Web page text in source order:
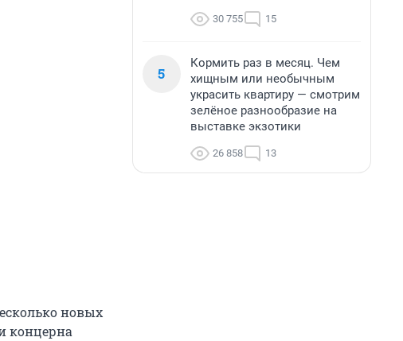
новых
концерна
30 755 15
5
Кормить раз в месяц. Чем
хищным или необычным
украсить квартиру — смотрим
зелёное разнообразие на
выставке экзотики
26 858 13